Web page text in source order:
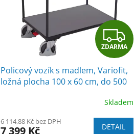
Z
D
A
R
M
ZDARMA
Policový vozík s madlem, Variofit,
ložná plocha 100 x 60 cm, do 500
Skladem
6 114,88 Kč bez DPH
7 399 Kč DETAIL